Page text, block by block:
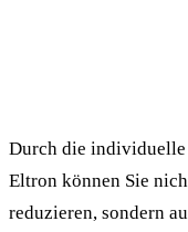
Durch die individuelle
Eltron können Sie
reduzieren, sondern